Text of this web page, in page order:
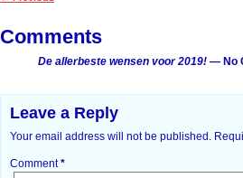
Comments
De allerbeste wensen voor 2019! — No
Leave a Reply
Your email address will not be published.
Comment*